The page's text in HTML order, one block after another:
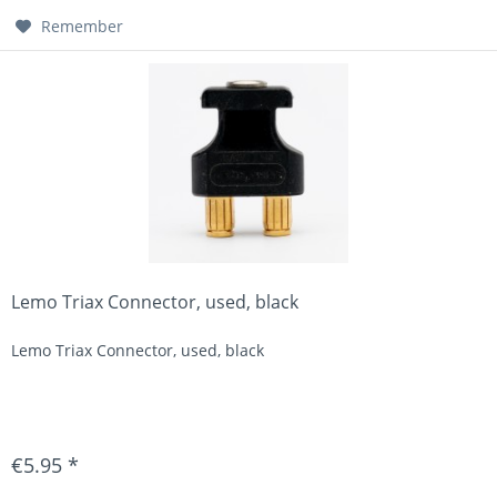
Remember
Lemo Triax Connector, used, black
Lemo Triax Connector, used, black
€5.95 *